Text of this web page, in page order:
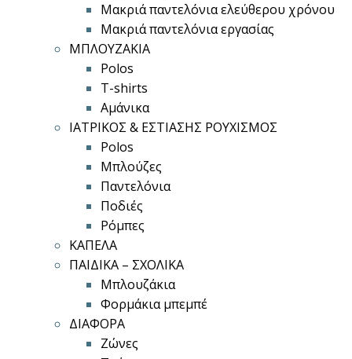
Μακριά παντελόνια ελεύθερου χρόνου
Μακριά παντελόνια εργασίας
ΜΠΛΟΥΖΑΚΙΑ
Polos
T-shirts
Αμάνικα
ΙΑΤΡΙΚΟΣ & ΕΣΤΙΑΣΗΣ ΡΟΥΧΙΣΜΟΣ
Polos
Μπλούζες
Παντελόνια
Ποδιές
Ρόμπες
ΚΑΠΕΛΑ
ΠΑΙΔΙΚΑ – ΣΧΟΛΙΚΑ
Μπλουζάκια
Φορμάκια μπεμπέ
ΔΙΑΦΟΡΑ
Ζώνες